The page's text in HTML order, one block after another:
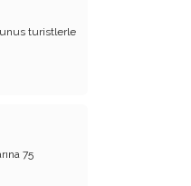
turistlerle
75